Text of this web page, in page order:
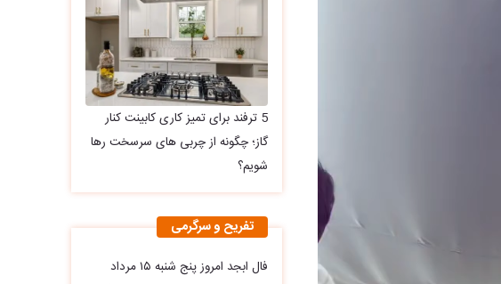
5 ترفند برای تمیز کاری کابینت کنار
گاز؛ چگونه از چربی های سرسخت رها
شویم؟
تفریح و سرگرمی
فال ابجد امروز پنج شنبه ۱۵ مرداد